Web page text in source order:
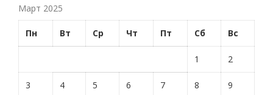
Март 2025
Пн Вт Ср Чт Пт Сб Вс
1 2
3 4 5 6 7 8 9